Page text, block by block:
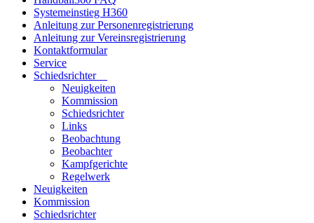
Systemeinstieg H360
Anleitung zur Personenregistrierung
Anleitung zur Vereinsregistrierung
Kontaktformular
Service
Schiedsrichter
Neuigkeiten
Kommission
Schiedsrichter
Links
Beobachtung
Beobachter
Kampfgerichte
Regelwerk
Neuigkeiten
Kommission
Schiedsrichter